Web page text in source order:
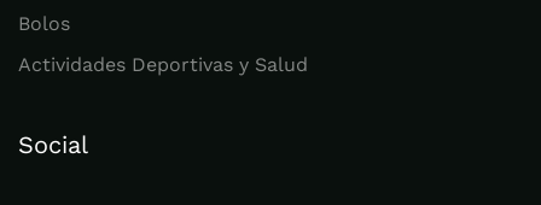
Bolos
Actividades Deportivas y Salud
Social